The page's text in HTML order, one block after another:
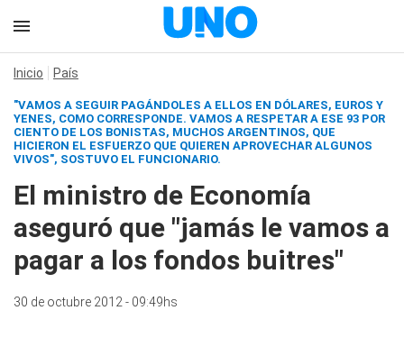
Inicio País
"VAMOS A SEGUIR PAGÁNDOLES A ELLOS EN DÓLARES, EUROS Y
YENES, COMO CORRESPONDE. VAMOS A RESPETAR A ESE 93 POR
CIENTO DE LOS BONISTAS, MUCHOS ARGENTINOS, QUE
HICIERON EL ESFUERZO QUE QUIEREN APROVECHAR ALGUNOS
VIVOS", SOSTUVO EL FUNCIONARIO.
El ministro de Economía
aseguró que "jamás le vamos a
pagar a los fondos buitres"
30 de octubre 2012 - 09:49hs